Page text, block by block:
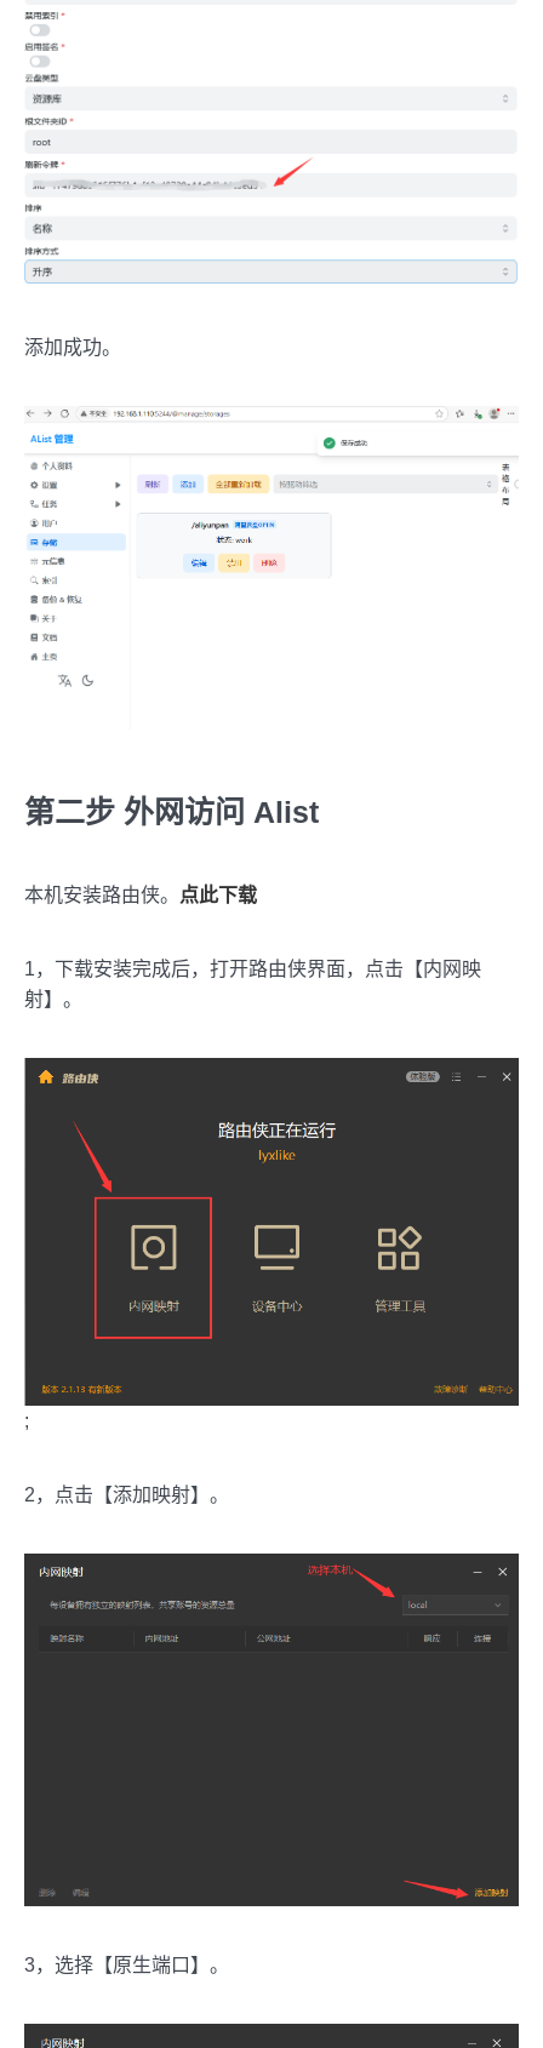
添加成功。
第二步 外网访问 Alist
本机安装路由侠。 点此下载
1，下载安装完成后，打开路由侠界面，点击【内网映
射】。
;
2，点击【添加映射】。
3，选择【原生端口】。